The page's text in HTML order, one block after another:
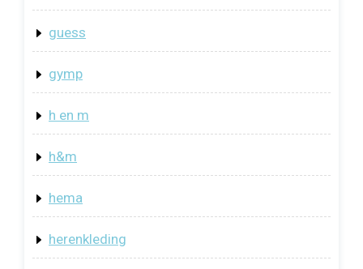
guess
gymp
h en m
h&m
hema
herenkleding